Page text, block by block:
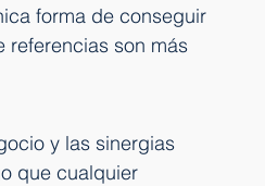
forma de conseguir
referencias son más
y las sinergias
que cualquier